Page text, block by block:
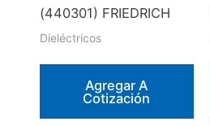
(440301) FRIEDRICH
Dieléctricos
Agregar A
Cotización